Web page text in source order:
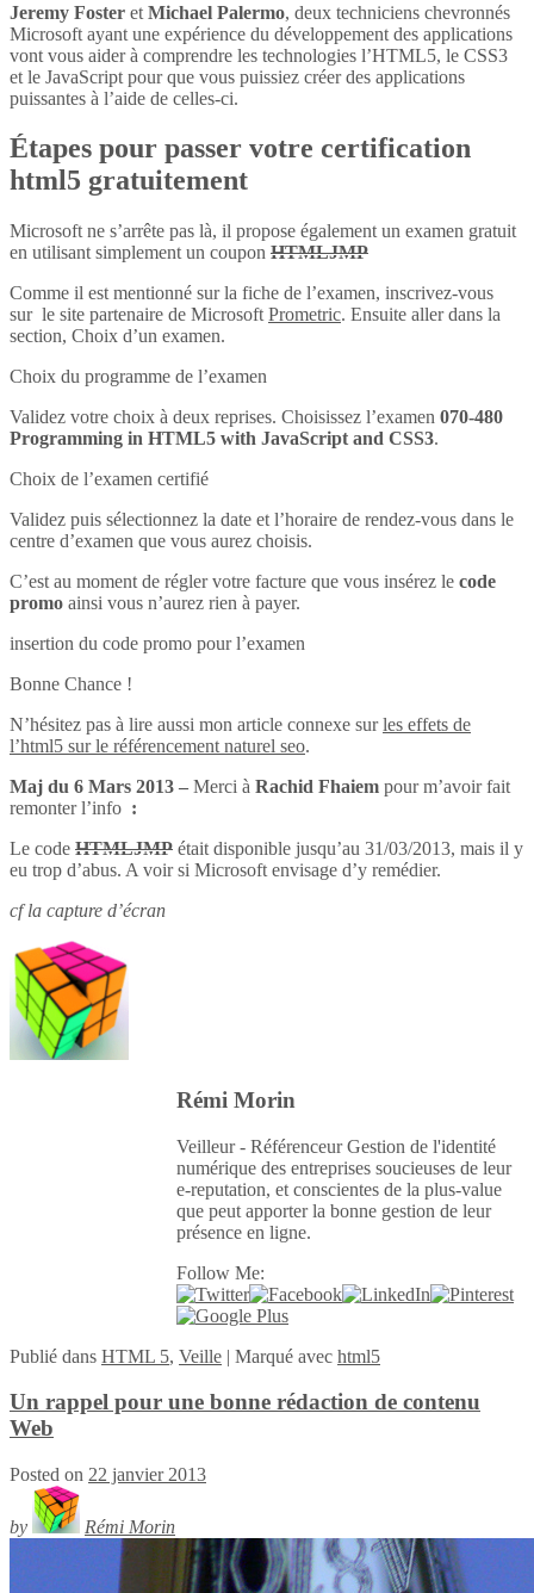
Jeremy Foster et Michael Palermo, deux techniciens chevronnés
Microsoft ayant une expérience du développement des applications
vont vous aider à comprendre les technologies l’HTML5, le CSS3
et le JavaScript pour que vous puissiez créer des applications
puissantes à l’aide de celles-ci.
Étapes pour passer votre certification
html5 gratuitement
Microsoft ne s’arrête pas là, il propose également un examen gratuit
en utilisant simplement un coupon HTMLJMP
Comme il est mentionné sur la fiche de l’examen, inscrivez-vous
sur le site partenaire de Microsoft Prometric. Ensuite aller dans la
section, Choix d’un examen.
Choix du programme de l’examen
Validez votre choix à deux reprises. Choisissez l’examen 070-480
Programming in HTML5 with JavaScript and CSS3.
Choix de l’examen certifié
Validez puis sélectionnez la date et l’horaire de rendez-vous dans le
centre d’examen que vous aurez choisis.
C’est au moment de régler votre facture que vous insérez le code
promo ainsi vous n’aurez rien à payer.
insertion du code promo pour l’examen
Bonne Chance !
N’hésitez pas à lire aussi mon article connexe surles effets de
l’html5 sur le référencement naturel seo.
Maj du 6 Mars 2013 – Merci à Rachid Fhaiem pour m’avoir fait
remonter l’info :
Le code HTMLJMP était disponible jusqu’au 31/03/2013, mais il y
eu trop d’abus. A voir si Microsoft envisage d’y remédier.
cf la capture d’écran
Rémi Morin
Veilleur - Référenceur Gestion de l'identité
numérique des entreprises soucieuses de leur
e-reputation, et conscientes de la plus-value
que peut apporter la bonne gestion de leur
présence en ligne.
Follow Me:
Publié dans HTML 5, Veille | Marqué avec html5
Un rappel pour une bonne rédaction de contenu
Web
Posted on 22 janvier 2013
by Rémi Morin